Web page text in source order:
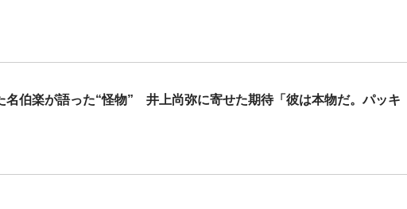
名伯楽が語った“怪物” 井上尚弥に寄せた期待「彼は本物だ。パッキ